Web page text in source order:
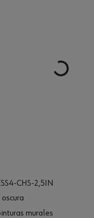
Loading...
CHS-2,5IN
murales